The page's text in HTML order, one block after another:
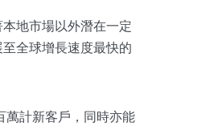
地市場以外潛在一定
全球增長速度最快的
計新客戶，同時亦能